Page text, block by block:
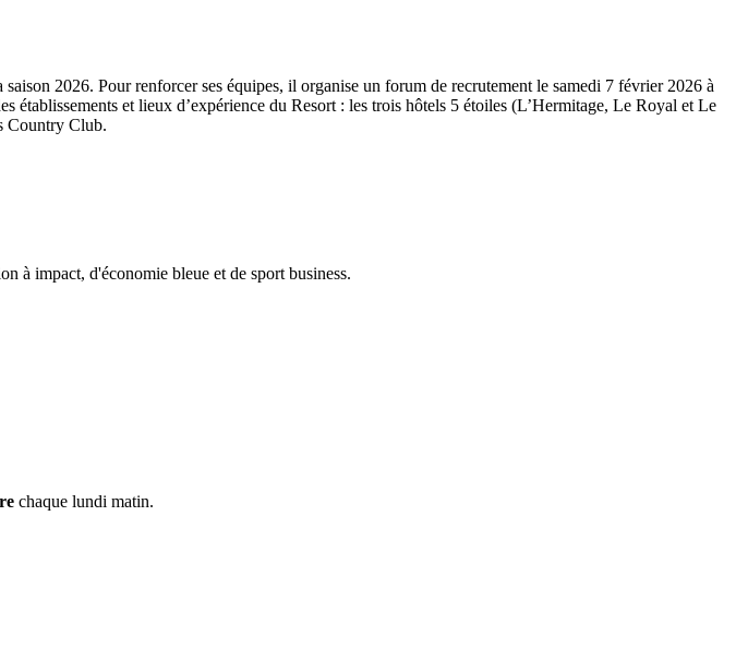
2026. Pour renforcer ses équipes, il organise un forum de recrutement le samedi 7 février 2026 à
et lieux d’expérience du Resort : les trois hôtels 5 étoiles (L’Hermitage, Le Royal et Le
Country Club.
à impact, d'économie bleue et de sport business.
chaque lundi matin.